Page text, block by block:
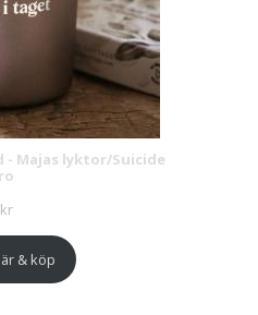
Majas lyktor/Suicide
kr
& köp